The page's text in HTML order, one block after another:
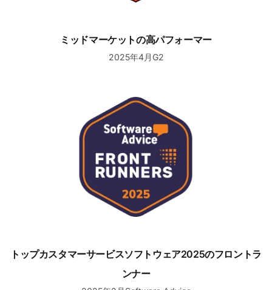
ミッドマーケットの高パフォーマー
2025年4月G2
トップカスタマーサービスソフトウェア2025のフロントラ
ンナー